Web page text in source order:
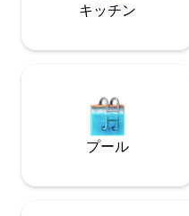
キッチン
プール